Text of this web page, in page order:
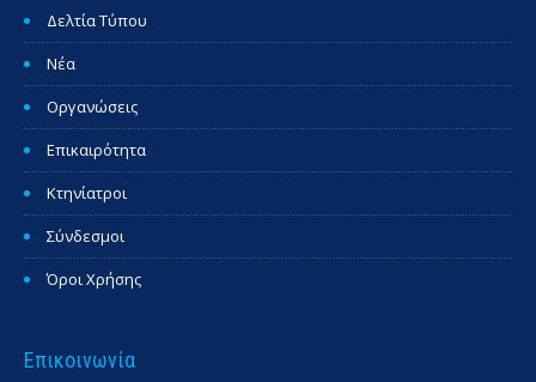
Δελτία Τύπου
Νέα
Οργανώσεις
Επικαιρότητα
Κτηνίατροι
Σύνδεσμοι
Όροι Χρήσης
Επικοινωνία